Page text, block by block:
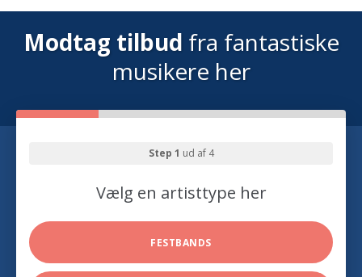
Modtag tilbud fra fantastiske
musikere her
Step 1 ud af 4
Vælg en artisttype her
FESTBANDS